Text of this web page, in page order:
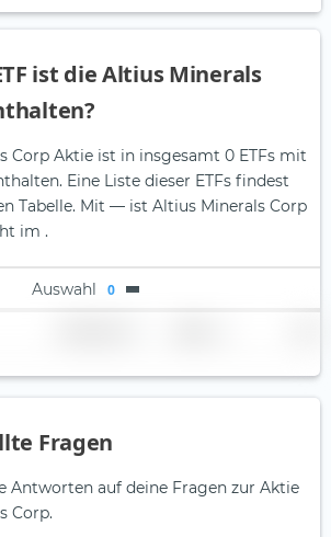
ist die Altius Minerals
Corp Aktie ist in insgesamt 0 ETFs mit
Eine Liste dieser ETFs findest
Tabelle. Mit — ist Altius Minerals Corp
im .
Auswahl 0
Fragen
Antworten auf deine Fragen zur Aktie
Corp.